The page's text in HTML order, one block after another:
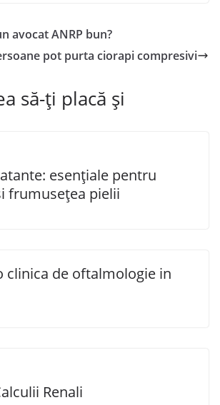
avocat ANRP bun?
pot purta ciorapi compresivi
să-ți placă și
esențiale pentru
frumusețea pielii
clinica de oftalmologie in
Renali